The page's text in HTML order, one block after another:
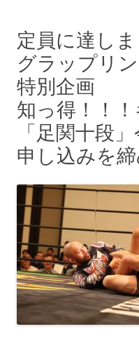
定員に達しま
グラップリ
特別企画
知っ得！！
「足関十段
申し込みを